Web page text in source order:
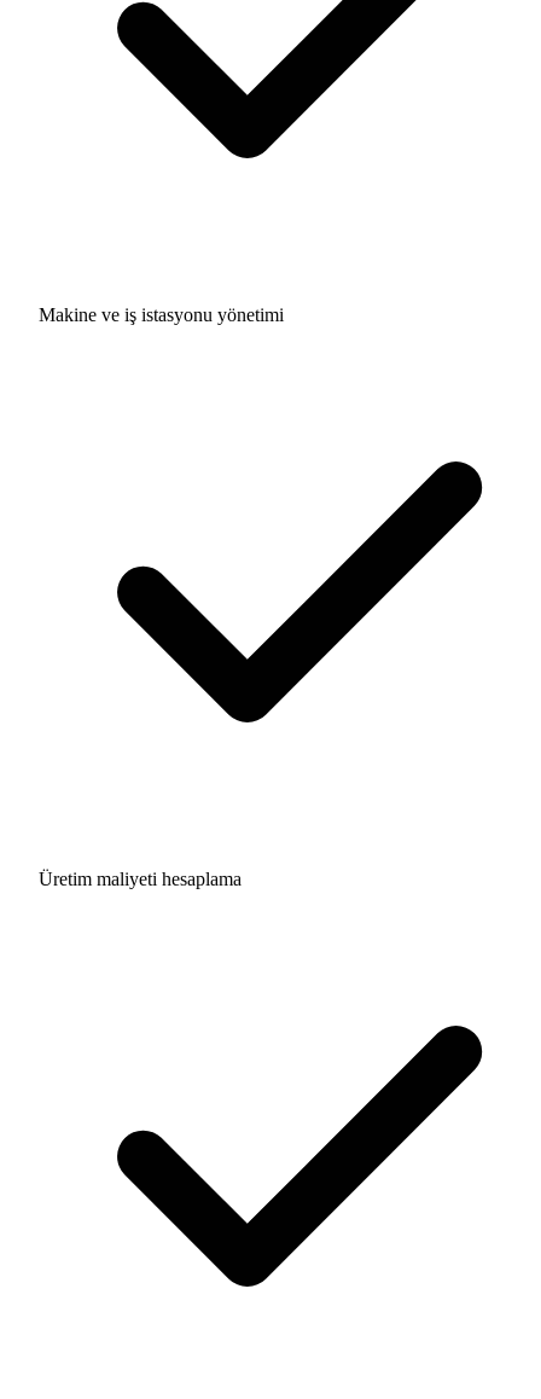
Makine ve iş istasyonu yönetimi
Üretim maliyeti hesaplama